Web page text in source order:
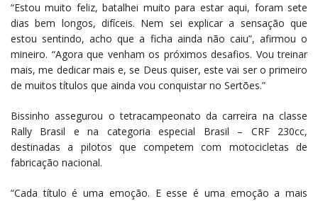
“Estou muito feliz, batalhei muito para estar aqui, foram sete
dias bem longos, difíceis. Nem sei explicar a sensação que
estou sentindo, acho que a ficha ainda não caiu”, afirmou o
mineiro. “Agora que venham os próximos desafios. Vou treinar
mais, me dedicar mais e, se Deus quiser, este vai ser o primeiro
de muitos títulos que ainda vou conquistar no Sertões.”
Bissinho assegurou o tetracampeonato da carreira na classe
Rally Brasil e na categoria especial Brasil – CRF 230cc,
destinadas a pilotos que competem com motocicletas de
fabricação nacional.
“Cada título é uma emoção. E esse é uma emoção a mais